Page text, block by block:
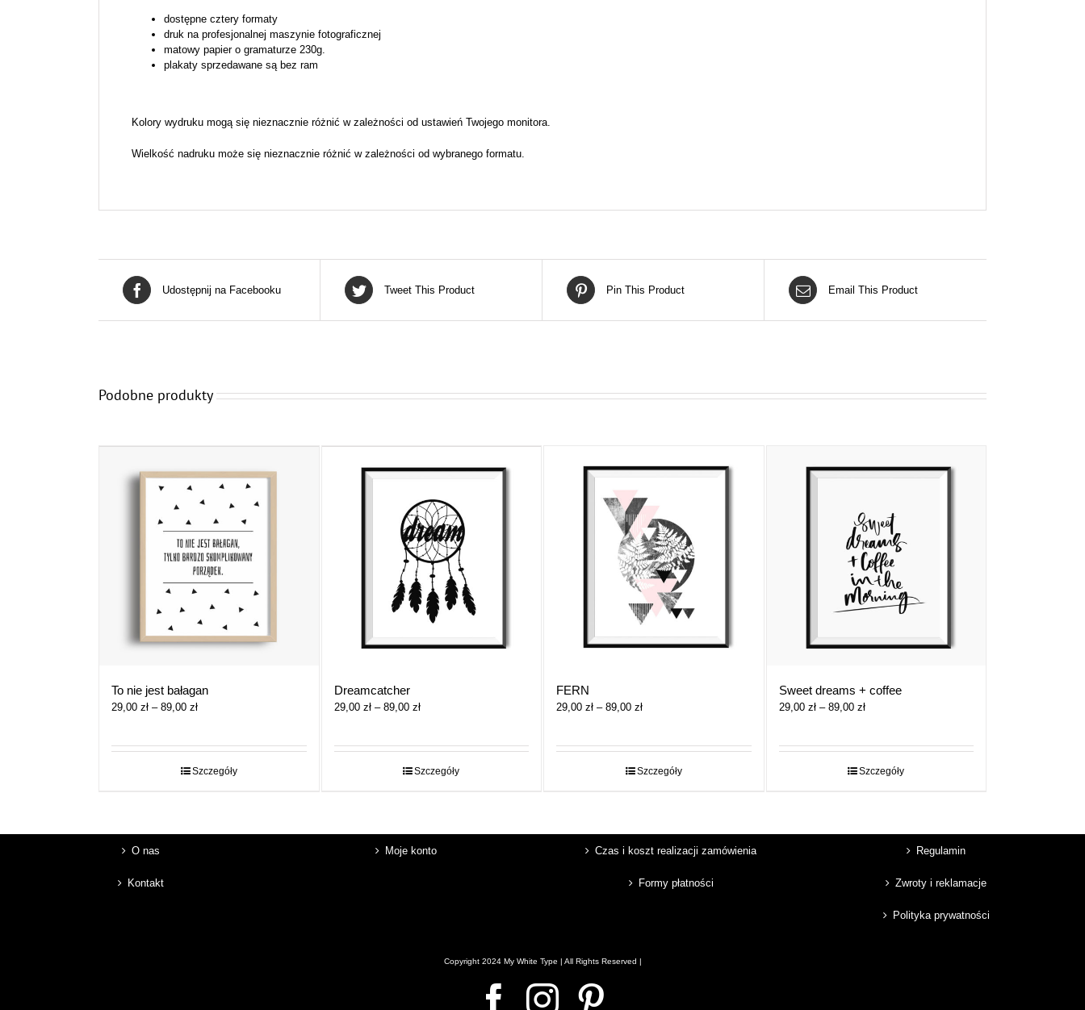
dostępne cztery formaty
druk na profesjonalnej maszynie fotograficznej
matowy papier o gramaturze 230g.
plakaty sprzedawane są bez ram
Kolory wydruku mogą się nieznacznie różnić w zależności od ustawień Twojego monitora.
Wielkość nadruku może się nieznacznie różnić w zależności od wybranego formatu.
Udostępnij na Facebooku Tweet This Product Pin This Product Email This Product
Podobne produkty
To nie jest bałagan
29,00 zł – 89,00 złZakres
29,00 zł
do
Szczegóły
Dreamcatcher
29,00 zł – 89,00 złZakres
29,00 zł
do
Szczegóły
FERN
29,00 zł – 89,00 złZakres
29,00 zł
do
Szczegóły
Sweet dreams + coffee
29,00 zł – 89,00 złZakres
29,00 zł
do
Szczegóły
O nas
Kontakt
Moje konto Czas i koszt realizacji zamówienia
Formy płatności
Regulamin
Zwroty i reklamacje
Polityka prywatności
Copyright 2024 My White Type | All Rights Reserved |
Facebook
Instagram